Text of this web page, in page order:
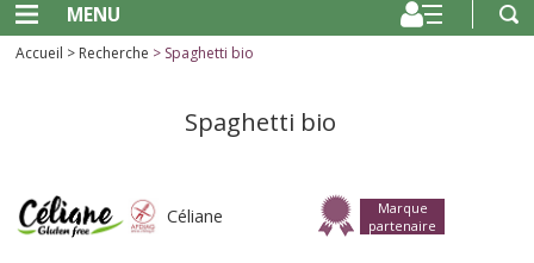
MENU
Accueil > Recherche > Spaghetti bio
Spaghetti bio
Céliane
Marque
partenaire